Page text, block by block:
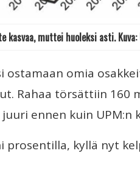
kasvaa, muttei huoleksi asti. Kuva:
ostamaan omia
Rahaa törsättiin 160
ennen kuin UPM:n
prosentilla, kyllä nyt